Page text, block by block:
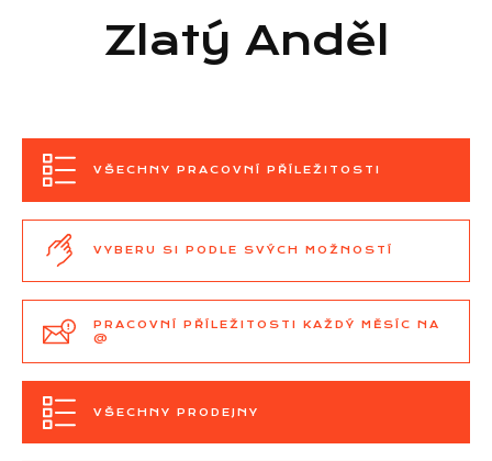
Zlatý Anděl
VŠECHNY PRACOVNÍ PŘÍLEŽITOSTI
VYBERU SI PODLE SVÝCH MOŽNOSTÍ
PRACOVNÍ PŘÍLEŽITOSTI KAŽDÝ MĚSÍC NA
@
VŠECHNY PRODEJNY